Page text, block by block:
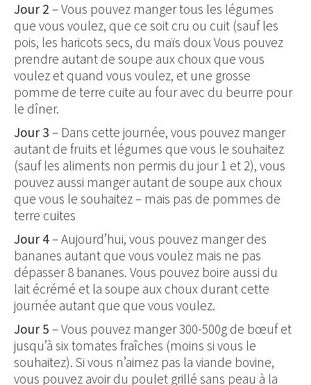
Jour 2 – Vous pouvez manger tous les légumes
que vous voulez, que ce soit cru ou cuit (sauf les
pois, les haricots secs, du maïs doux Vous pouvez
prendre autant de soupe aux choux que vous
voulez et quand vous voulez, et une grosse
pomme de terre cuite au four avec du beurre pour
le dîner.
Jour 3 – Dans cette journée, vous pouvez manger
autant de fruits et légumes que vous le souhaitez
(sauf les aliments non permis du jour 1 et 2), vous
pouvez aussi manger autant de soupe aux choux
que vous le souhaitez – mais pas de pommes de
terre cuites
Jour 4– Aujourd’hui, vous pouvez manger des
bananes autant que vous voulez mais ne pas
dépasser 8 bananes. Vous pouvez boire aussi du
lait écrémé et la soupe aux choux durant cette
journée autant que que vous voulez.
Jour 5 – Vous pouvez manger 300-500g de bœuf et
jusqu’à six tomates fraîches (moins si vous le
souhaitez). Si vous n’aimez pas la viande bovine,
vous pouvez avoir du poulet grillé sans peau à la